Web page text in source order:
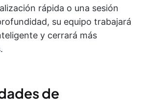
rápida o una sesión
su equipo trabajará
y cerrará más
de